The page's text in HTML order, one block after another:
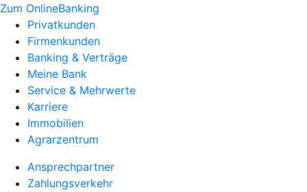
Zum OnlineBanking
Privatkunden
Firmenkunden
Banking & Verträge
Meine Bank
Service & Mehrwerte
Karriere
Immobilien
Agrarzentrum
Ansprechpartner
Zahlungsverkehr